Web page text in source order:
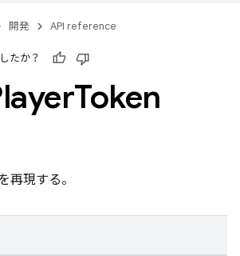
開発 API reference
たか？
Token
再現する。